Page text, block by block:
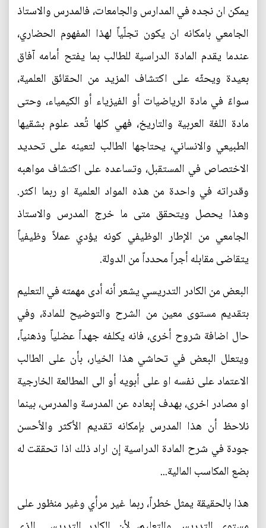
يمكن ان نجده في المدارس والجامعات، فالمدرس والاستاذ
الجامعي بامكانه ان يكون تجلّياً لهذا المفهوم الحضاري،
عندما يقدم المادة الدراسية للطالب بما يفتح أمامه آفاق
بعيدة ويحثّه على اكتشاف المزيد من الحقائق العلمية،
سواءً في مادة الرياضيات أو الفيزياء أو الكيمياء، وحتى
مادة اللغة العربية والتاريخ، فهي كلها تُعد علوم بشقيها
الطبيعي والانساني، يحتاجها الطالب لتعينه على تحديد
الاختصاص في المستقبل، وتساعده على اكتشاف مواهبه
وقدراته في واحدة من هذه المواد العلمية او ربما اكثر.
وهذا يحصل ويتحقق متى ما خرج المدرس والاستاذ
الجامعي من الإطار الوظيفي كونه يؤدي عملاً وظيفياً
يتقاضى مقابله أجراً محدداً من الدولة.
البعض من الكادر التدريسي يشعر أنه أدى مهمته في التعليم
بتقديم مستوى معين من الشرح والتوضيح للمادة، وفي
حال اضافة شروح أخرى، فانه يكلفه جهداً عضلياً وذهنياً،
ويتعلل البعض في تحاشي هذا الخيار، بأن على الطالب
الاعتماد على نفسه او على أبويه أو الى المطالعة الخارجية
او مصادر اخرى، بهدف إبعاده عن المدرسة والمدرس، بينما
نلاحظ أن هذا المدرس بإمكانه تقديم الأكثر والأحسن
جودة في شرح المادة الدراسية إن اراد ذلك اذا تحققت له
بضع المكاسب المالية...
هذا بالحقيقة يمثل خطراً، ربما غير مرأي وغير منظور على